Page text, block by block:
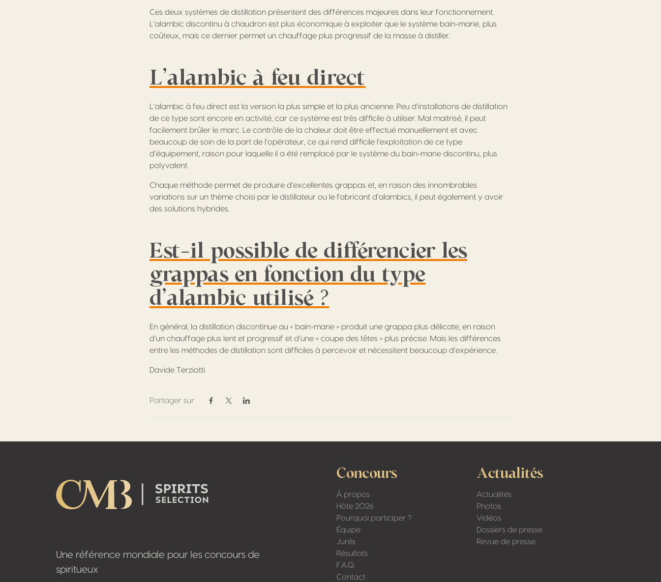
Ces deux systèmes de distillation présentent des différences majeures dans leur fonctionnement.
L’alambic discontinu à chaudron est plus économique à exploiter que le système bain-marie, plus
coûteux, mais ce dernier permet un chauffage plus progressif de la masse à distiller.
L’alambic à feu direct
L’alambic à feu direct est la version la plus simple et la plus ancienne. Peu d’installations de distillation
de ce type sont encore en activité, car ce système est très difficile à utiliser. Mal maitrisé, il peut
facilement brûler le marc. Le contrôle de la chaleur doit être effectué manuellement et avec
beaucoup de soin de la part de l’opérateur, ce qui rend difficile l’exploitation de ce type
d’équipement, raison pour laquelle il a été remplacé par le système du bain-marie discontinu, plus
polyvalent.
Chaque méthode permet de produire d’excellentes grappas et, en raison des innombrables
variations sur un thème choisi par le distillateur ou le fabricant d’alambics, il peut également y avoir
des solutions hybrides.
Est-il possible de différencier les
grappas en fonction du type
d’alambic utilisé ?
En général, la distillation discontinue au « bain-marie » produit une grappa plus délicate, en raison
d’un chauffage plus lent et progressif et d’une « coupe des têtes » plus précise. Mais les différences
entre les méthodes de distillation sont difficiles à percevoir et nécessitent beaucoup d’expérience.
Davide Terziotti
Partager sur
Partager sur Facebook
Partager sur Twitter / X
Partager sur Linkedin
Une référence mondiale pour les concours de
spiritueux
Concours
À propos
Hôte 2026
Pourquoi participer ?
Équipe
Jurés
Résultats
F.A.Q.
Contact
Actualités
Actualités
Photos
Vidéos
Dossiers de presse
Revue de presse